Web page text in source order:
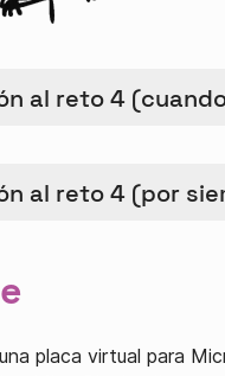
al reto 4
al reto 4 (por
placa virtual para